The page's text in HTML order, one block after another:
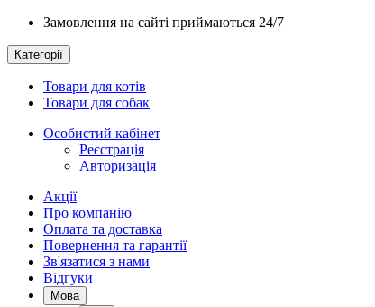
Замовлення на сайті приймаються 24/7
Категорії
Товари для котів
Товари для собак
Особистий кабінет
Реєстрація
Авторизація
Акції
Про компанію
Оплата та доставка
Повернення та гарантії
Зв'язатися з нами
Відгуки
Мова